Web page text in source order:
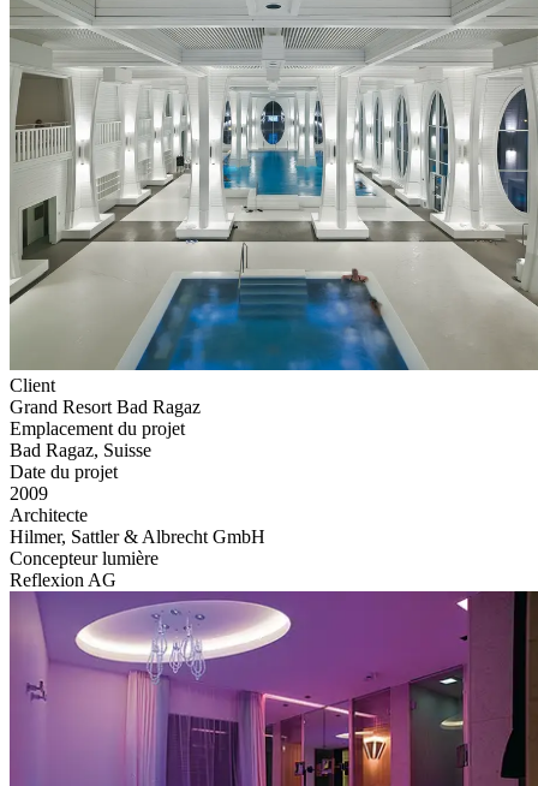
Client
Grand Resort Bad Ragaz
Emplacement du projet
Bad Ragaz, Suisse
Date du projet
2009
Architecte
Hilmer, Sattler & Albrecht GmbH
Concepteur lumière
Reflexion AG